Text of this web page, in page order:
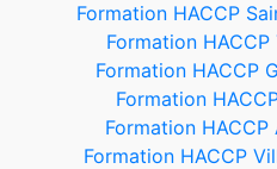
Formation HACCP
Formation
Formation HACCP
Formation
Formation
Formation HACCP